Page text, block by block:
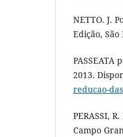
NETTO. J.
Edição, São
PASSEATA
2013.
reducao-
PERASSI,
Campo